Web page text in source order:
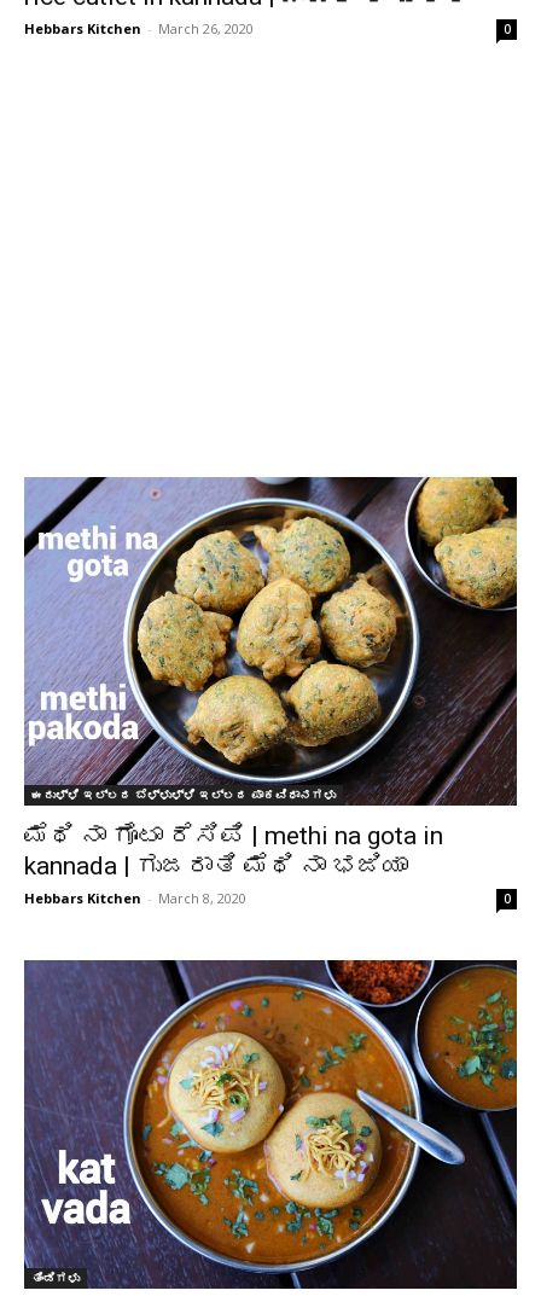
Hebbars Kitchen - March 26, 2020 0
ಈರುಳ್ಳಿ ಇಲ್ಲದ ಬೆಳ್ಳುಳ್ಳಿ ಇಲ್ಲದ ಪಾಕವಿಧಾನಗಳು
ಮೆಥಿ ನಾ ಗೊಟಾ ರೆಸಿಪಿ | methi na gota in
kannada | ಗುಜರಾತಿ ಮೆಥಿ ನಾ ಭಜಿಯಾ
Hebbars Kitchen - March 8, 2020 0
ತಿಂಡಿಗಳು